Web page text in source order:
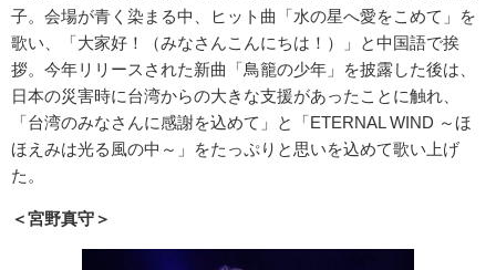
子。会場が青く染まる中、ヒット曲「水の星へ愛をこめて」を
歌い、「大家好！（みなさんこんにちは！）」と中国語で挨
拶。今年リリースされた新曲「鳥籠の少年」を披露した後は、
日本の災害時に台湾からの大きな支援があったことに触れ、
「台湾のみなさんに感謝を込めて」と「ETERNAL WIND ～ほ
ほえみは光る風の中～」をたっぷりと思いを込めて歌い上げ
た。
＜宮野真守＞